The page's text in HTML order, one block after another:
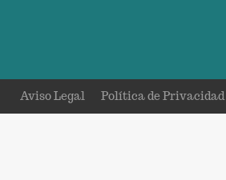
Aviso Legal Política de Privacidad